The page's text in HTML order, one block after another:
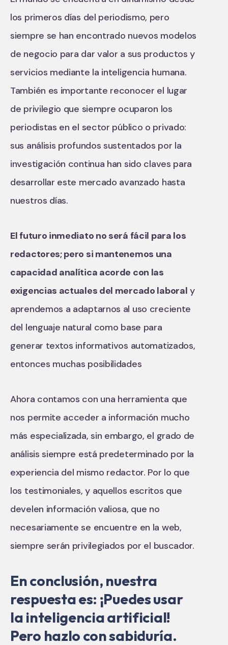
los primeros días del periodismo, pero
siempre se han encontrado nuevos modelos
de negocio para dar valor a sus productos y
servicios mediante la inteligencia humana.
También es importante reconocer el lugar
de privilegio que siempre ocuparon los
periodistas en el sector público o privado:
sus análisis profundos sustentados por la
investigación continua han sido claves para
desarrollar este mercado avanzado hasta
nuestros días.
El futuro inmediato no será fácil para los
redactores; pero si mantenemos una
capacidad analítica acorde con las
exigencias actuales del mercado laboral y
aprendemos a adaptarnos al uso creciente
del lenguaje natural como base para
generar textos informativos automatizados,
entonces muchas posibilidades
Ahora contamos con una herramienta que
nos permite acceder a información mucho
más especializada, sin embargo, el grado de
análisis siempre está predeterminado por la
experiencia del mismo redactor. Por lo que
los testimoniales, y aquellos escritos que
develen información valiosa, que no
necesariamente se encuentre en la web,
siempre serán privilegiados por el buscador.
En conclusión, nuestra
respuesta es: ¡Puedes usar
la inteligencia artificial!
Pero hazlo con sabiduría.